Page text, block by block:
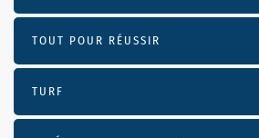
TOUT POUR RÉUSSIR
TURF